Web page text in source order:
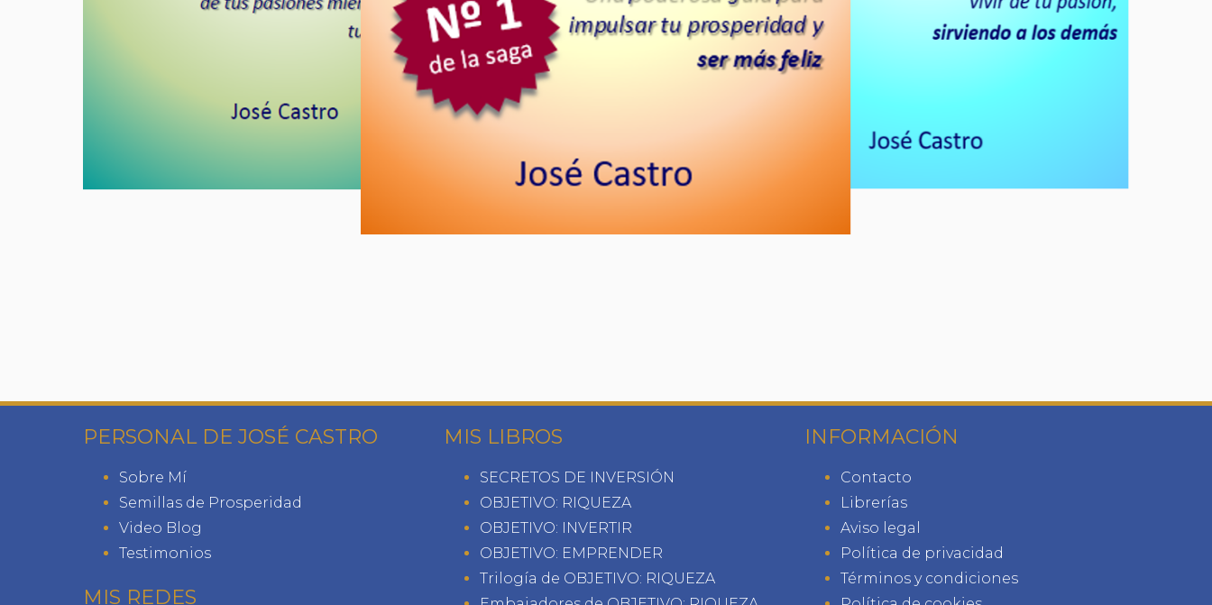
PERSONAL DE JOSÉ CASTRO
Sobre Mí
Semillas de Prosperidad
Video Blog
Testimonios
MIS REDES
MIS LIBROS
SECRETOS DE INVERSIÓN
OBJETIVO: RIQUEZA
OBJETIVO: INVERTIR
OBJETIVO: EMPRENDER
Trilogía de OBJETIVO: RIQUEZA
INFORMACIÓN
Contacto
Librerías
Aviso legal
Política de privacidad
Términos y condiciones